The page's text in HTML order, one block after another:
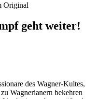
Original
geht weiter!
des Wagner-Kultes,
Wagnerianern bekehren